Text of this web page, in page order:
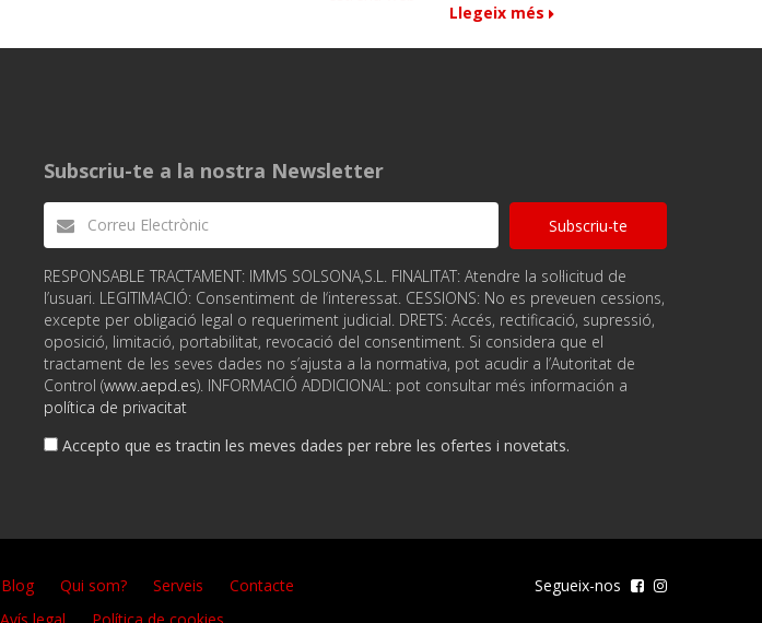
Llegeix més
Subscriu-te a la nostra Newsletter
Subscriu-te
RESPONSABLE TRACTAMENT: IMMS SOLSONA,S.L. FINALITAT: Atendre la sol·licitud de
l’usuari. LEGITIMACIÓ: Consentiment de l‘interessat. CESSIONS: No es preveuen cessions,
excepte per obligació legal o requeriment judicial. DRETS: Accés, rectificació, supressió,
oposició, limitació, portabilitat, revocació del consentiment. Si considera que el
tractament de les seves dades no s’ajusta a la normativa, pot acudir a l’Autoritat de
Control (www.aepd.es). INFORMACIÓ ADDICIONAL: pot consultar més información a
política de privacitat
Accepto que es tractin les meves dades per rebre les ofertes i novetats.
Blog Qui som? Serveis
Contacte
Segueix-nos